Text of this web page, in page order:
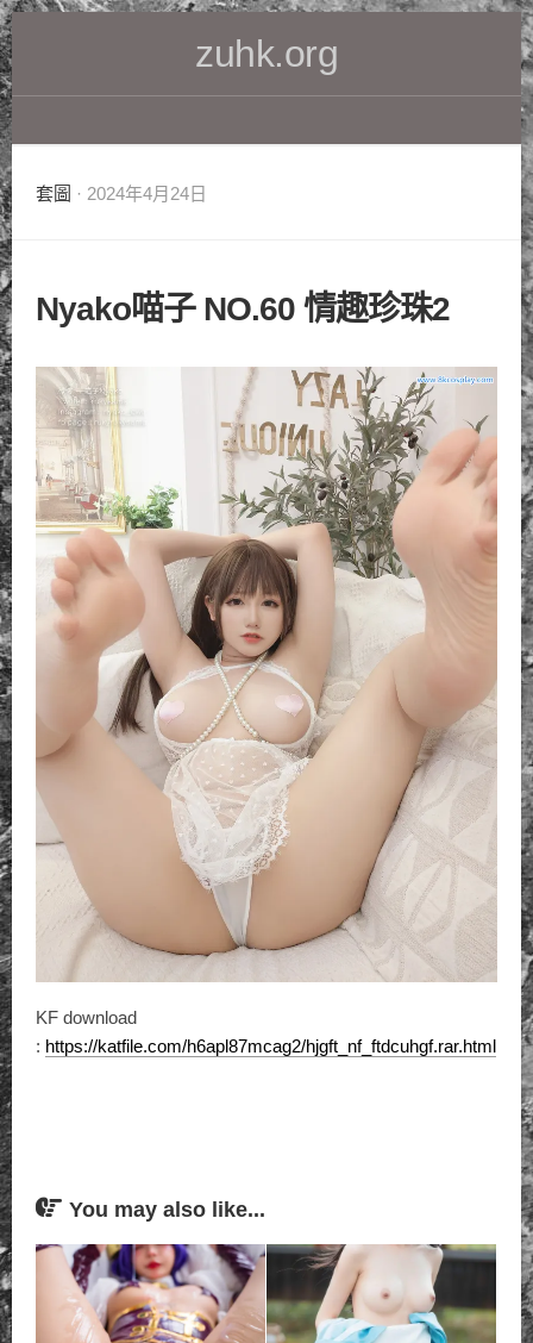
Skip
to
content
zuhk.org
套圖 · 2024年4月24日
Nyako喵子 NO.60 情趣珍珠2
KF download
: https://katfile.com/h6apl87mcag2/hjgft_nf_ftdcuhgf.rar.html
You may also like...